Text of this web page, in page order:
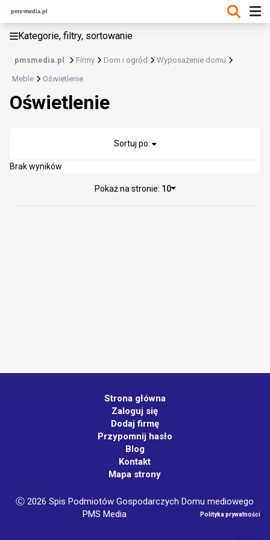
Kategorie, filtry, sortowanie
pmsmedia.pl Firmy Dom i ogród Wyposażenie domu
Meble Oświetlenie
Oświetlenie
Meble
Akcesoria łazienkowe
Materace
Sortuj po:
Brak wyników
Pokaż na stronie: 10
Strona główna
Zaloguj się
Dodaj firmę
Przypomnij hasło
Blog
Kontakt
Mapa strony
Ⓒ 2026 Spis Podmiotów Gospodarczych Domu mediowego
PMS Media
Polityka prywatności